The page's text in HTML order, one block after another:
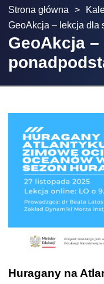
Strona główna >
GeoAkcja – lekcja dla
GeoAkcja –
Huragany na